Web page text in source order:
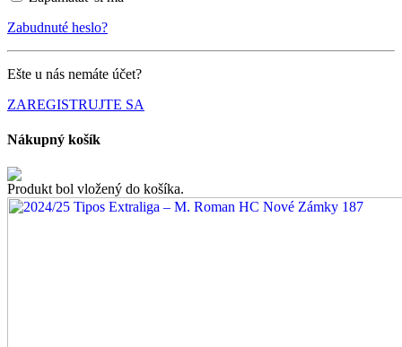
Zabudnuté heslo?
Ešte u nás nemáte účet?
ZAREGISTRUJTE SA
Nákupný košík
Produkt bol vložený do košíka.